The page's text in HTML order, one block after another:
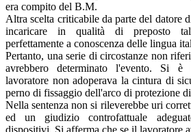
era compito del B.M.
Altra scelta criticabile da parte del datore
incaricare in qualità di preposto
perfettamente a conoscenza delle lingua
Pertanto, una serie di circostanze non
avrebbero determinato l'evento. Si
lavoratore non adoperava la cintura di
perno di fissaggio dell'arco di protezione
Nella sentenza non si rileverebbe uri
ed un giudizio controfattuale
dispositivi. Si afferma che se il lavoratore